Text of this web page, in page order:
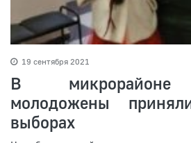
19 сентября 2021
В микрорайоне
молодожены
выборах